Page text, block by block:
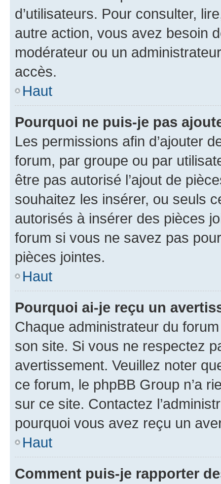
d’utilisateurs. Pour consulter,
autre action, vous avez besoin
modérateur ou un
accès.
Haut
Pourquoi ne puis-je pas
Les permissions afin d’ajouter
forum, par groupe ou par
être pas autorisé l’ajout de
souhaitez les insérer, ou seuls
autorisés à insérer des pièces
forum si vous ne savez pas
pièces jointes.
Haut
Pourquoi ai-je reçu un
Chaque administrateur du
son site. Si vous ne respectez
avertissement. Veuillez noter
ce forum, le phpBB Group n’a
sur ce site. Contactez
pourquoi vous avez reçu un
Haut
Comment puis-je rapporter